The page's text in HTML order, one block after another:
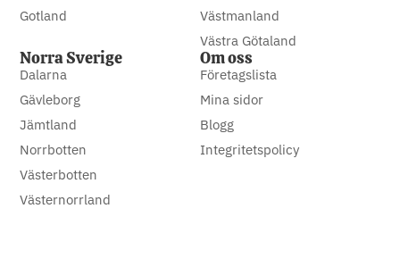
Gotland
Västmanland
Västra Götaland
Norra Sverige
Dalarna
Gävleborg
Jämtland
Norrbotten
Västerbotten
Västernorrland
Om oss
Företagslista
Mina sidor
Blogg
Integritetspolicy